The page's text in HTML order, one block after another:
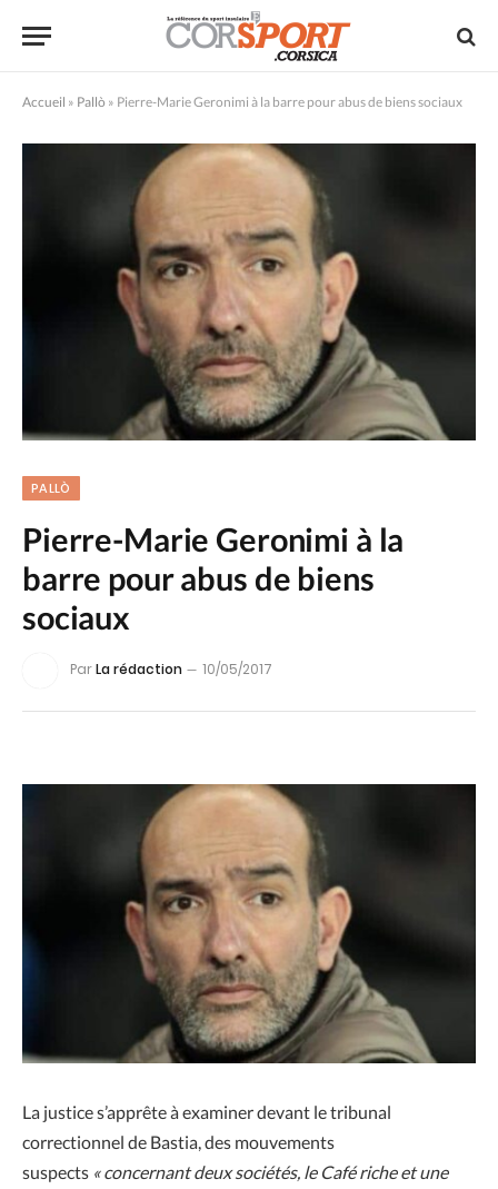
Accueil » Pallò » Pierre-Marie Geronimi à la barre pour abus de biens sociaux
PALLÒ
Pierre-Marie Geronimi à la
barre pour abus de biens
sociaux
ParLa rédaction 10/05/2017
La justice s’apprête à examiner devant le tribunal
correctionnel de Bastia, des mouvements
suspects « concernant deux sociétés, le Café riche et une